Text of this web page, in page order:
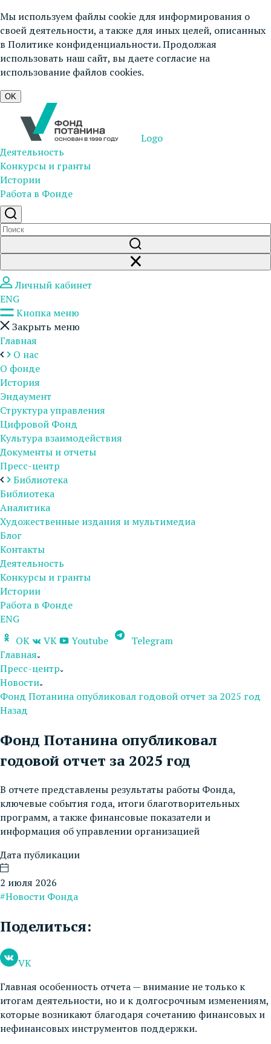
Мы используем файлы cookie для информирования о
своей деятельности, а также для иных целей, описанных
в Политике конфиденциальности. Продолжая
использовать наш сайт, вы даете согласие на
использование файлов cookies.
OK
Logo
Деятельность
Конкурсы и гранты
Истории
Работа в Фонде
Личный кабинет
ENG
Кнопка меню
Закрыть меню
Главная
О нас
О фонде
История
Эндаумент
Структура управления
Цифровой Фонд
Культура взаимодействия
Документы и отчеты
Пресс-центр
Библиотека
Библиотека
Аналитика
Художественные издания и мультимедиа
Блог
Контакты
Деятельность
Конкурсы и гранты
Истории
Работа в Фонде
ENG
OK
VK Youtube
Telegram
Главная
Пресс-центр
Новости
Фонд Потанина опубликовал годовой отчет за 2025 год
Назад
Фонд Потанина опубликовал
годовой отчет за 2025 год
В отчете представлены результаты работы Фонда,
ключевые события года, итоги благотворительных
программ, а также финансовые показатели и
информация об управлении организацией
Дата публикации
2 июля 2026
#Новости Фонда
Поделиться:
VK
Главная особенность отчета — внимание не только к
итогам деятельности, но и к долгосрочным изменениям,
которые возникают благодаря сочетанию финансовых и
нефинансовых инструментов поддержки.